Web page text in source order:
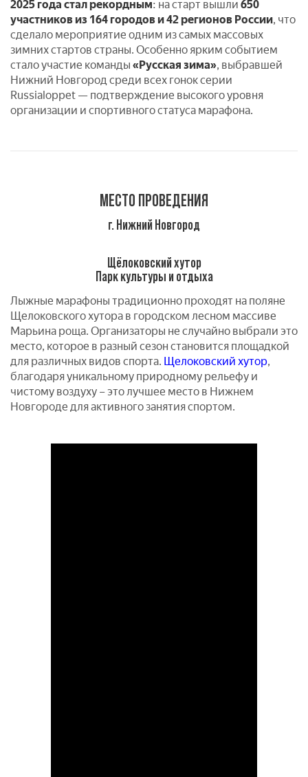
2025 года стал рекордным: на старт вышли 650
участников из 164 городов и 42 регионов России, что
сделало мероприятие одним из самых массовых
зимних стартов страны. Особенно ярким событием
стало участие команды «Русская зима», выбравшей
Нижний Новгород среди всех гонок серии
Russialoppet — подтверждение высокого уровня
организации и спортивного статуса марафона.
МЕСТО ПРОВЕДЕНИЯ
г. Нижний Новгород
Щёлоковский хутор
Парк культуры и отдыха
Лыжные марафоны традиционно проходят на поляне
Щелоковского хутора в городском лесном массиве
Марьина роща. Организаторы не случайно выбрали это
место, которое в разный сезон становится площадкой
для различных видов спорта. Щелоковский хутор,
благодаря уникальному природному рельефу и
чистому воздуху – это лучшее место в Нижнем
Новгороде для активного занятия спортом.